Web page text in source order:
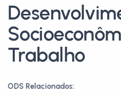
Trabalho
ODS Relacionados: